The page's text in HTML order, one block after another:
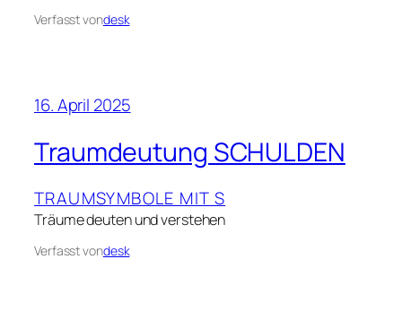
Verfasst vondesk
16. April 2025
Traumdeutung SCHULDEN
TRAUMSYMBOLE MIT S
Träume deuten und verstehen
Verfasst vondesk